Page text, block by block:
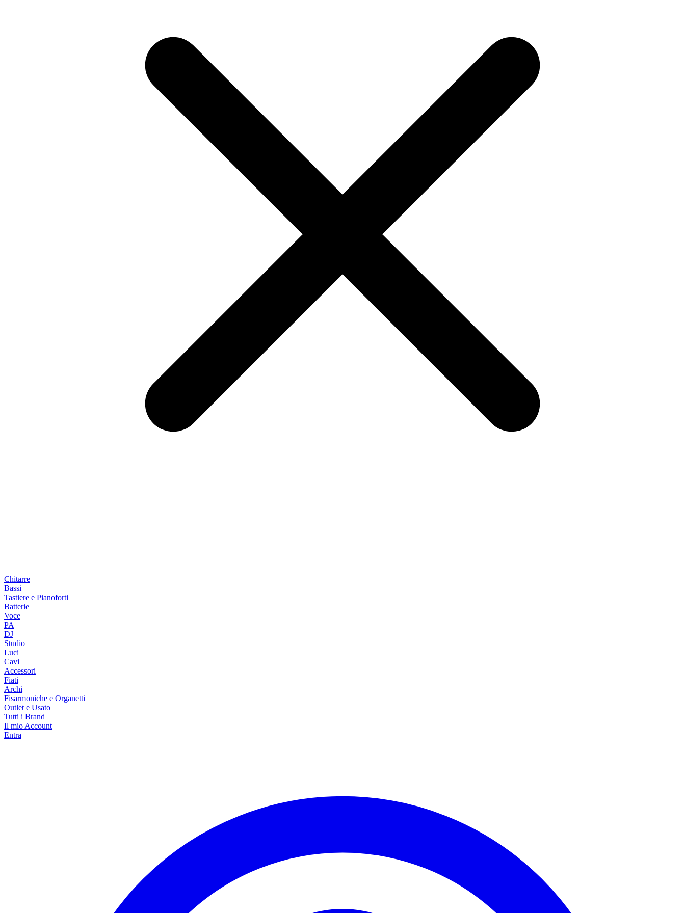
Chitarre
Bassi
Tastiere e Pianoforti
Batterie
Voce
PA
DJ
Studio
Luci
Cavi
Accessori
Fiati
Archi
Fisarmoniche e Organetti
Outlet e Usato
Tutti i Brand
Il mio Account
Entra